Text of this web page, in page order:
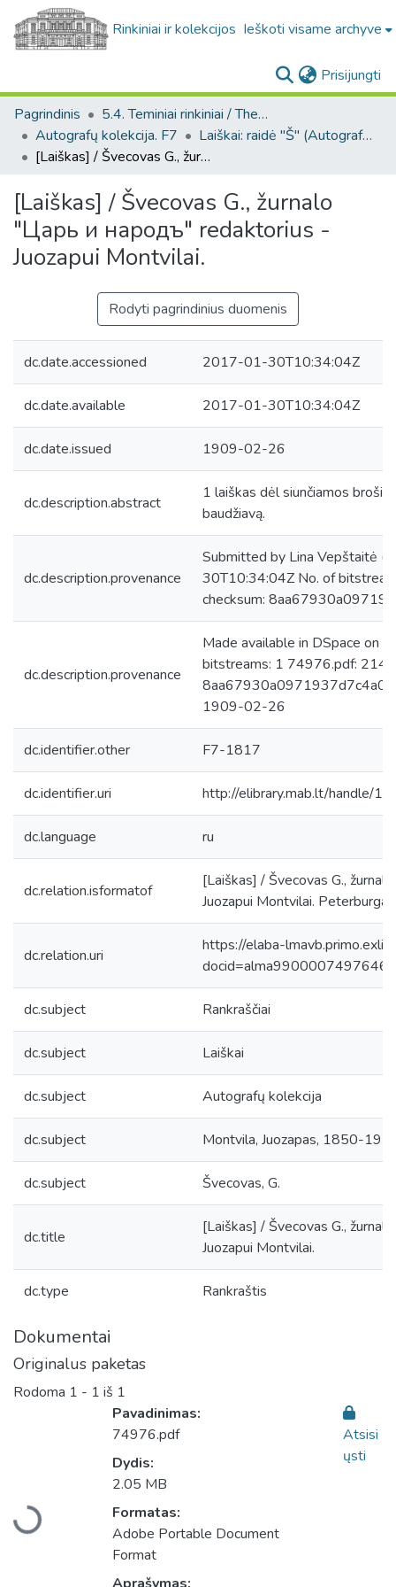
Rinkiniai ir kolekcijos Ieškoti visame archyve
Prisijungti
Pagrindinis
5.4. Teminiai rinkiniai / Thematic collections
Autografų kolekcija. F7
Laiškai: raidė "Š" (Autografų kolekcija. F7)
[Laiškas] / Švecovas G., žurnalo "Царь и народъ" redaktorius - Juozapui Montvilai.
[Laiškas] / Švecovas G., žurnalo
"Царь и народъ" redaktorius -
Juozapui Montvilai.
Rodyti pagrindinius duomenis
dc.date.accessioned 2017-01-30T10:34:04Z
dc.date.available 2017-01-30T10:34:04Z
dc.date.issued 1909-02-26
dc.description.abstract
1 laiškas dėl siunčiamos
baudžiavą.
dc.description.provenance
Submitted by Lina Vepštaitė
30T10:34:04Z No. of
checksum:
dc.description.provenance
Made available in DSpace on
bitstreams: 1 74976.pdf:
1909-02-26
dc.identifier.other F7-1817
dc.identifier.uri http://elibrary.mab.lt/handle/1/
dc.language ru
dc.relation.isformatof
[Laiškas] / Švecovas G.,
Juozapui Montvilai.
dc.relation.uri
https://elaba-
dc.subject Rankraščiai
dc.subject Laiškai
dc.subject Autografų kolekcija
dc.subject Montvila, Juozapas, 1850-
dc.subject Švecovas, G.
dc.title
[Laiškas] / Švecovas G.,
Juozapui Montvilai.
dc.type Rankraštis
Dokumentai
Originalus paketas
Rodoma 1 - 1 iš 1
Įkeliama...
Pavadinimas:
74976.pdf
Dydis:
2.05 MB
Formatas:
Adobe Portable Document
Format
Atsisi
ųsti